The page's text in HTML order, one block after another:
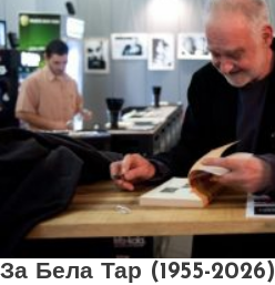
За Бела Тар (1955-2026)